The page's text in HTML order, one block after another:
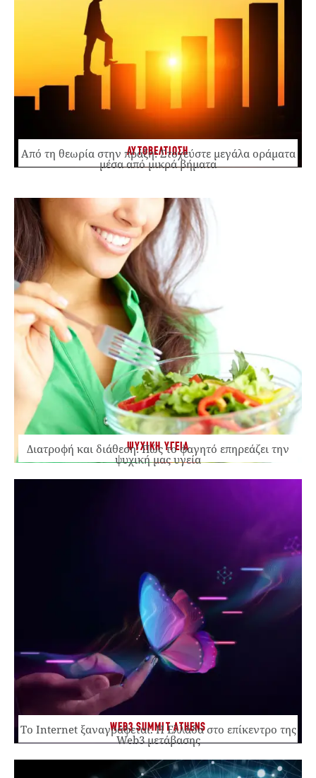
ΑΥΤΟΒΕΛΤΙΩΣΗ
Από τη θεωρία στην πράξη: Στοχεύστε μεγάλα οράματα
μέσα από μικρά βήματα
ΨΥΧΙΚΗ ΥΓΕΙΑ
Διατροφή και διάθεση: Πώς το φαγητό επηρεάζει την
ψυχική μας υγεία
WEB3 SUMMIT ATHENS
Το Internet ξαναγράφεται. Η Ελλάδα στο επίκεντρο της
Web3 μετάβασης